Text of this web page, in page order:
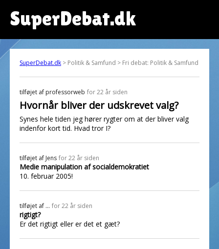
SuperDebat.dk
SuperDebat.dk > Politik & Samfund > Fri debat: Politik & Samfund
tilføjet af professorweb for 22 år siden
Hvornår bliver der udskrevet valg?
Synes hele tiden jeg hører rygter om at der bliver valg
indenfor kort tid. Hvad tror I?
tilføjet af Jens for 22 år siden
Medie manipulation af socialdemokratiet
10. februar 2005!
tilføjet af ... for 22 år siden
rigtigt?
Er det rigtigt eller er det et gæt?